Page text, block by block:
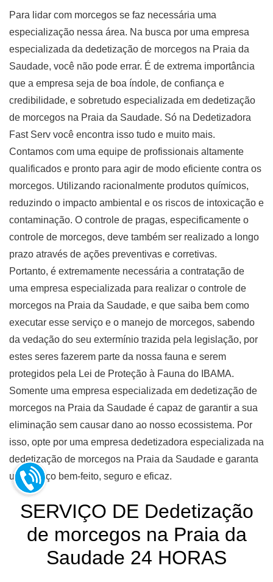
Para lidar com morcegos se faz necessária uma
especialização nessa área. Na busca por uma empresa
especializada da dedetização de morcegos na Praia da
Saudade, você não pode errar. É de extrema importância
que a empresa seja de boa índole, de confiança e
credibilidade, e sobretudo especializada em dedetização
de morcegos na Praia da Saudade. Só na Dedetizadora
Fast Serv você encontra isso tudo e muito mais.
Contamos com uma equipe de profissionais altamente
qualificados e pronto para agir de modo eficiente contra os
morcegos. Utilizando racionalmente produtos químicos,
reduzindo o impacto ambiental e os riscos de intoxicação e
contaminação. O controle de pragas, especificamente o
controle de morcegos, deve também ser realizado a longo
prazo através de ações preventivas e corretivas.
Portanto, é extremamente necessária a contratação de
uma empresa especializada para realizar o controle de
morcegos na Praia da Saudade, e que saiba bem como
executar esse serviço e o manejo de morcegos, sabendo
da vedação do seu extermínio trazida pela legislação, por
estes seres fazerem parte da nossa fauna e serem
protegidos pela Lei de Proteção à Fauna do IBAMA.
Somente uma empresa especializada em dedetização de
morcegos na Praia da Saudade é capaz de garantir a sua
eliminação sem causar dano ao nosso ecossistema. Por
isso, opte por uma empresa dedetizadora especializada na
dedetização de morcegos na Praia da Saudade e garanta
um serviço bem-feito, seguro e eficaz.
SERVIÇO DE Dedetização
de morcegos na Praia da
Saudade 24 HORAS